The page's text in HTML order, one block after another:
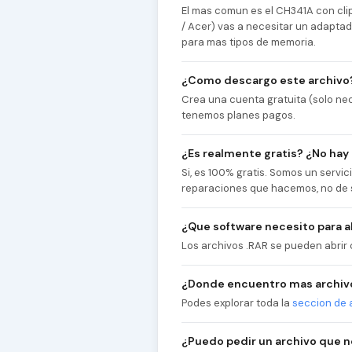
El mas comun es el CH341A con
/ Acer) vas a necesitar un
para mas tipos de memoria.
¿Como descargo este
Crea una cuenta gratuita (solo
tenemos planes pagos.
¿Es realmente gratis? ¿No
Si, es 100% gratis. Somos un
reparaciones que hacemos, no
¿Que software necesito para
Los archivos .RAR se pueden
¿Donde encuentro mas
Podes explorar toda la seccion de
¿Puedo pedir un archivo que